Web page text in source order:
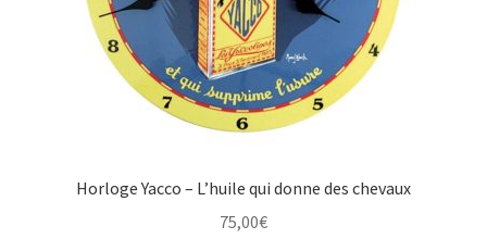
Horloge Yacco – L’huile qui donne des chevaux
75,00€